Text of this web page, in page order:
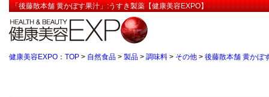
「後藤散本舗 黄かぼす果汁」:うすき製薬【健康美容EXPO】
健康美容EXPO：TOP > 自然食品 > 製品 > 調味料 > その他 > 後藤散本舗 黄かぼ